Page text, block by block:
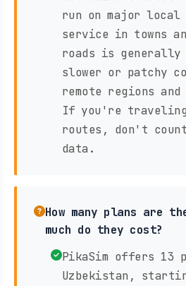
run on major local
service in towns
roads is
slower or patchy
remote regions
If you're
routes, don't
data.
How many plans are
much do they cost?
PikaSim offers 13
Uzbekistan,